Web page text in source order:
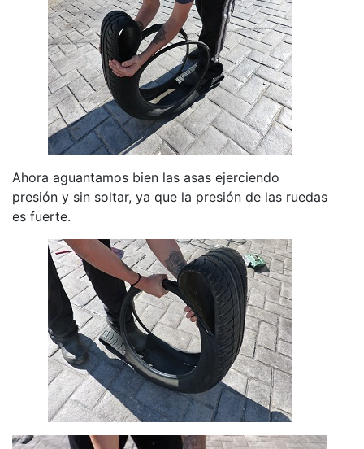
Ahora aguantamos bien las asas ejerciendo
presión y sin soltar, ya que la presión de las ruedas
es fuerte.